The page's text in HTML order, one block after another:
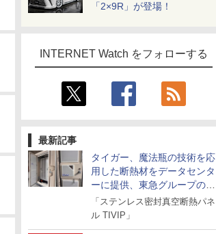
「2×9R」が登場！
INTERNET Watch をフォローする
最新記事
タイガー、魔法瓶の技術を応
用した断熱材をデータセンタ
ーに提供、東急グループの実
証実験で
「ステンレス密封真空断熱パネ
ル TIVIP」